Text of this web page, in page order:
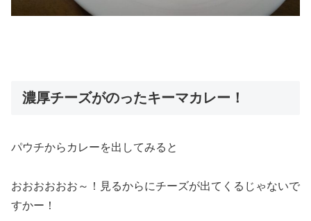
濃厚チーズがのったキーマカレー！
パウチからカレーを出してみると
おおおおおお～！見るからにチーズが出てくるじゃないで
すかー！